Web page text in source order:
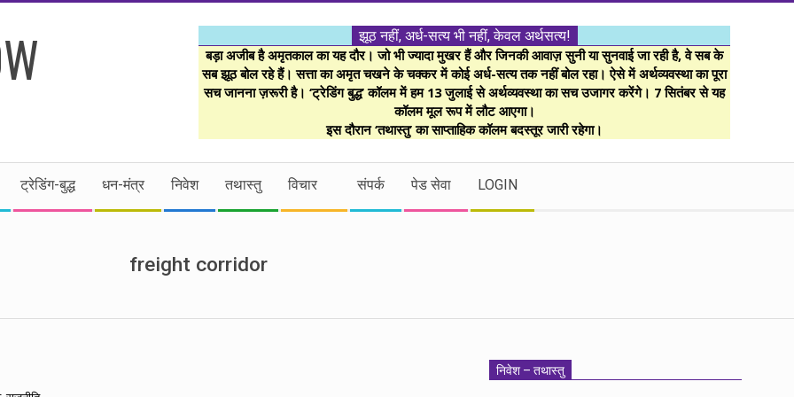
झूठ नहीं, अर्ध-सत्य भी नहीं, केवल अर्थसत्य!
बड़ा अजीब है अमृतकाल का यह दौर। जो भी ज्यादा मुखर हैं और जिनकी आवाज़ सुनी या सुनवाई जा रही है, वे सब के
सब झूठ बोल रहे हैं। सत्ता का अमृत चखने के चक्कर में कोई अर्ध-सत्य तक नहीं बोल रहा। ऐसे में अर्थव्यवस्था का पूरा
सच जानना ज़रूरी है। ‘ट्रेडिंग बुद्ध’ कॉलम में हम 13 जुलाई से अर्थव्यवस्था का सच उजागर करेंगे। 7 सितंबर से यह
कॉलम मूल रूप में लौट आएगा।
इस दौरान ‘तथास्तु’ का साप्ताहिक कॉलम बदस्तूर जारी रहेगा।
ट्रेडिंग-बुद्ध धन-मंत्र निवेश तथास्तु विचार संपर्क पेड सेवा LOGIN
freight corridor
निवेश – तथास्तु